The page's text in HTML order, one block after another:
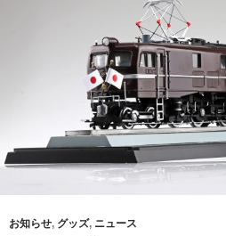
お知らせ, グッズ, ニュース